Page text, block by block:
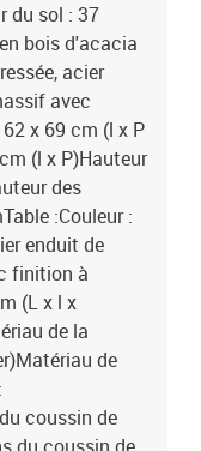
du sol : 37
bois d'acacia
acier
avec
x 69 cm (l x P
(l x P)Hauteur
des
:Couleur :
enduit de
finition à
(L x l x
de la
de
coussin de